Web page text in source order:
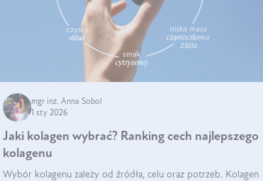
mgr inż. Anna Sobol
1 sty 2026
Jaki kolagen wybrać? Ranking cech najlepszego
kolagenu
Wybór kolagenu zależy od źródła, celu oraz potrzeb. Kolagen